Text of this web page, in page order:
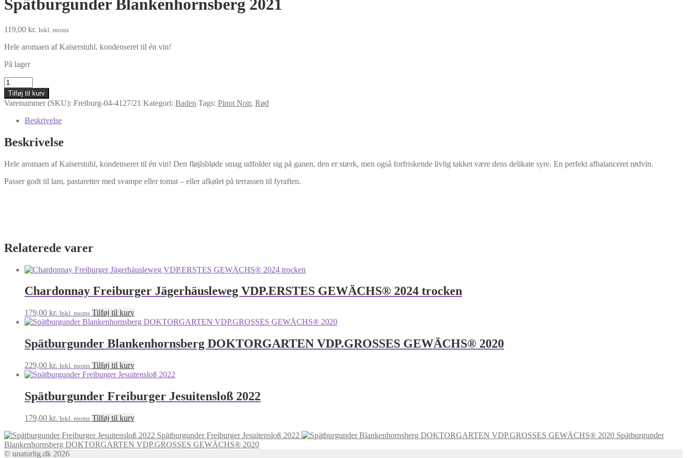
Spätburgunder Blankenhornsberg 2021
119,00 kr. Inkl. moms
Hele aromaen af ​​Kaiserstuhl, kondenseret til én vin!
På lager
Spätburgunder
Blankenhornsberg
2021
antal
Tilføj til kurv
Varenummer (SKU): Freiburg-04-4127/21 Kategori: Baden Tags: Pinot Noir, Rød
Beskrivelse
Beskrivelse
Hele aromaen af ​​Kaiserstuhl, kondenseret til én vin! Den fløjlsbløde smag udfolder sig på ganen, den er stærk, men også forfriskende livlig takket være dens delikate syre. En perfekt afbalanceret rødvin.
Passer godt til lam, pastaretter med svampe eller tomat – eller afkølet på terrassen til fyraften.
Relaterede varer
Chardonnay Freiburger Jägerhäusleweg VDP.ERSTES GEWÄCHS® 2024 trocken
179,00 kr. Inkl. moms Tilføj til kurv
Spätburgunder Blankenhornsberg DOKTORGARTEN VDP.GROSSES GEWÄCHS® 2020
229,00 kr. Inkl. moms Tilføj til kurv
Spätburgunder Freiburger Jesuitensloß 2022
179,00 kr. Inkl. moms Tilføj til kurv
Spätburgunder Freiburger Jesuitensloß 2022
Spätburgunder
Blankenhornsberg DOKTORGARTEN VDP.GROSSES GEWÄCHS® 2020
© unaturlig.dk 2026